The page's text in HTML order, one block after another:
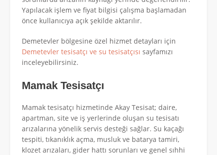
Yapılacak işlem ve fiyat bilgisi çalışma başlamadan
önce kullanıcıya açık şekilde aktarılır.
Demetevler bölgesine özel hizmet detayları için
Demetevler tesisatçı ve su tesisatçısı sayfamızı
inceleyebilirsiniz.
Mamak Tesisatçı
Mamak tesisatçı hizmetinde Akay Tesisat; daire,
apartman, site ve iş yerlerinde oluşan su tesisatı
arızalarına yönelik servis desteği sağlar. Su kaçağı
tespiti, tıkanıklık açma, musluk ve batarya tamiri,
klozet arızaları, gider hattı sorunları ve genel sıhhi